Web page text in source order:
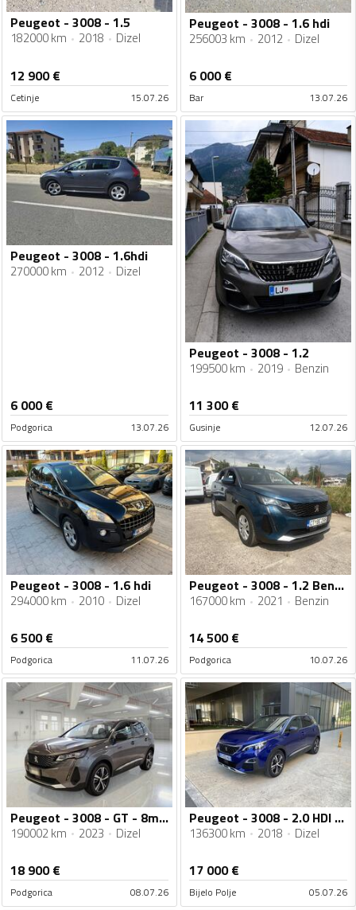
Peugeot - 3008 - 1.5
182000 km 2018 Dizel
12 900€
Cetinje 15.07.26
Peugeot - 3008 - 1.6 hdi
256003 km 2012 Dizel
6 000€
Bar 13.07.26
Peugeot - 3008 - 1.6hdi
270000 km 2012 Dizel
6 000€
Podgorica 13.07.26
Peugeot - 3008 - 1.2
199500 km 2019 Benzin
11 300€
Gusinje 12.07.26
Peugeot - 3008 - 1.6 hdi
294000 km 2010 Dizel
6 500€
Podgorica 11.07.26
Peugeot - 3008 - 1.2 Benzin
167000 km 2021 Benzin
14 500€
Podgorica 10.07.26
Peugeot - 3008 - GT - 8mm lanac
190002 km 2023 Dizel
18 900€
Podgorica 08.07.26
Peugeot - 3008 - 2.0 HDI GT-Line
136300 km 2018 Dizel
17 000€
Bijelo Polje 05.07.26